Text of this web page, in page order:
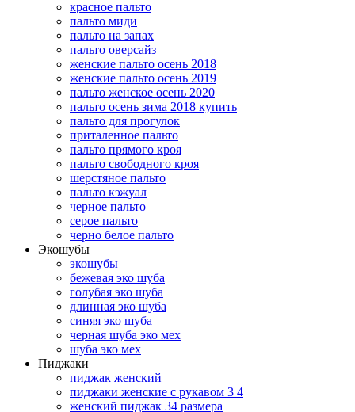
красное пальто
пальто миди
пальто на запах
пальто оверсайз
женские пальто осень 2018
женские пальто осень 2019
пальто женское осень 2020
пальто осень зима 2018 купить
пальто для прогулок
приталенное пальто
пальто прямого кроя
пальто свободного кроя
шерстяное пальто
пальто кэжуал
черное пальто
серое пальто
черно белое пальто
Экошубы
экошубы
бежевая эко шуба
голубая эко шуба
длинная эко шуба
синяя эко шуба
черная шуба эко мех
шуба эко мех
Пиджаки
пиджак женский
пиджаки женские с рукавом 3 4
женский пиджак 34 размера